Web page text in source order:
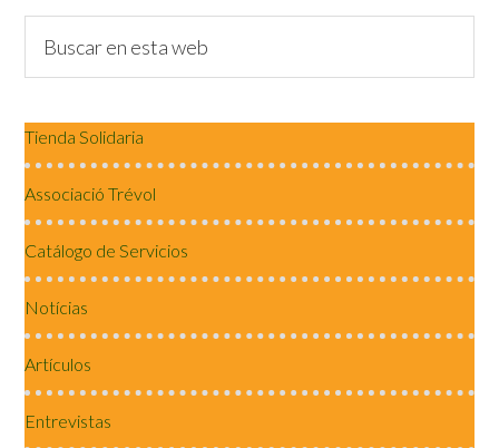
Tienda Solidaria
Associació Trévol
Catálogo de Servicios
Notícias
Artículos
Entrevistas